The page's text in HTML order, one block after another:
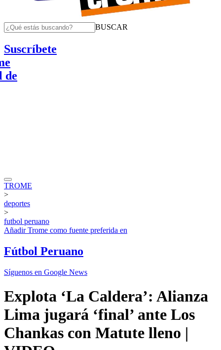
BUSCAR
Suscríbete
TROME
>
deportes
>
futbol peruano
AñadirTrome como fuente preferida en
Fútbol Peruano
Síguenos en Google News
Explota ‘La Caldera’: Alianza
Lima jugará ‘final’ ante Los
Chankas con Matute lleno |